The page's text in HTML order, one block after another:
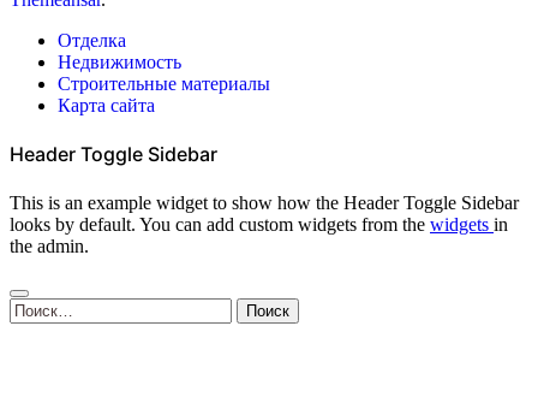
Отделка
Недвижимость
Строительные материалы
Карта сайта
Header Toggle Sidebar
This is an example widget to show how the Header Toggle Sidebar
looks by default. You can add custom widgets from the widgets in
the admin.
Найти: